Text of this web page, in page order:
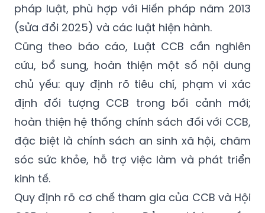
pháp luật, phù hợp với Hiến pháp năm 2013
(sửa đổi 2025) và các luật hiện hành.
Cũng theo báo cáo, Luật CCB cần nghiên
cứu, bổ sung, hoàn thiện một số nội dung
chủ yếu: quy định rõ tiêu chí, phạm vi xác
định đối tượng CCB trong bối cảnh mới;
hoàn thiện hệ thống chính sách đối với CCB,
đặc biệt là chính sách an sinh xã hội, chăm
sóc sức khỏe, hỗ trợ việc làm và phát triển
kinh tế.
Quy định rõ cơ chế tham gia của CCB và Hội